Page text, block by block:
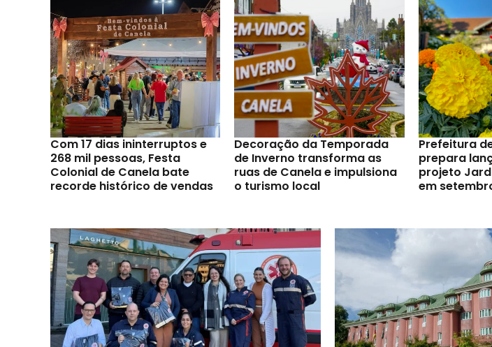
Com 17 dias ininterruptos e
268 mil pessoas, Festa
Colonial de Canela bate
recorde histórico de vendas
Decoração da Temporada
de Inverno transforma as
ruas de Canela e impulsiona
o turismo local
Prefeitura
prepara
projeto
em